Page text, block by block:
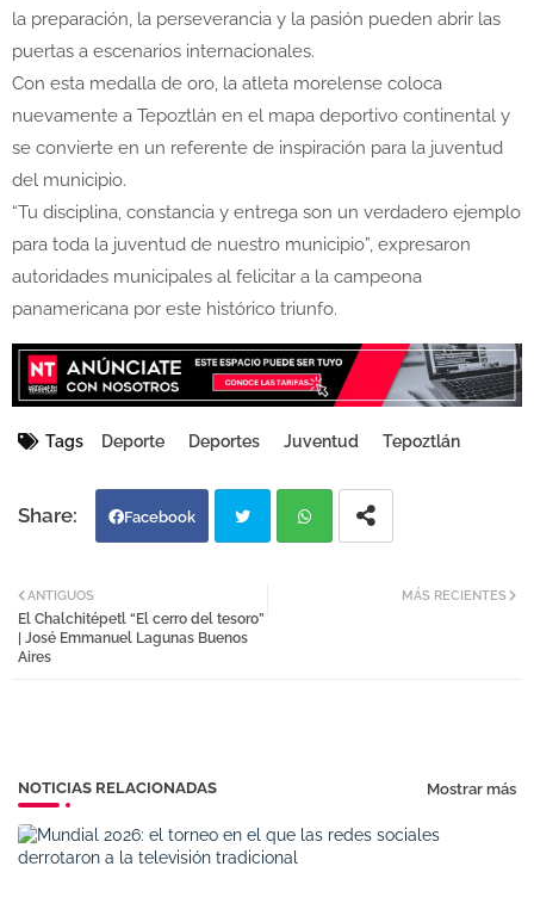
la preparación, la perseverancia y la pasión pueden abrir las
puertas a escenarios internacionales.
Con esta medalla de oro, la atleta morelense coloca
nuevamente a Tepoztlán en el mapa deportivo continental y
se convierte en un referente de inspiración para la juventud
del municipio.
“Tu disciplina, constancia y entrega son un verdadero ejemplo
para toda la juventud de nuestro municipio”, expresaron
autoridades municipales al felicitar a la campeona
panamericana por este histórico triunfo.
Tags Deporte Deportes Juventud Tepoztlán
Facebook
tter
MÁS RECIENTES
ANTIGUOS
El Chalchitépetl “El cerro del tesoro”
| José Emmanuel Lagunas Buenos
Aires
NOTICIAS RELACIONADAS Mostrar más